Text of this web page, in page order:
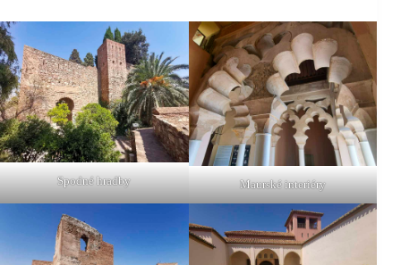
Spodné hradby Maurské interiéry